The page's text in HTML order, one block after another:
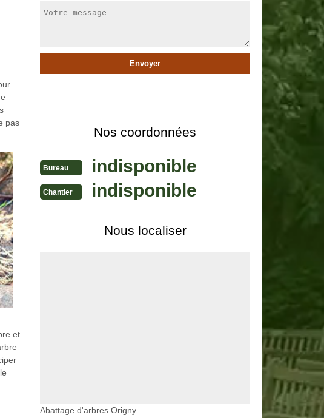
pas
et
Nos coordonnées
Bureau indisponible
Chantier indisponible
Nous localiser
Abattage d'arbres Origny